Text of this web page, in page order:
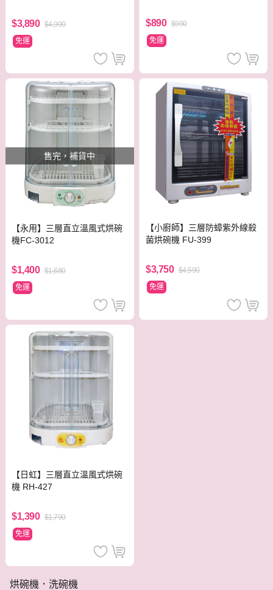
$3,890 $4,990
免運
$890 $990
免運
售完，補貨中
【永用】三層直立溫風式烘碗
機FC-3012
$1,400 $1,680
免運
【小廚師】三層防蟑紫外線殺
菌烘碗機 FU-399
$3,750 $4,590
免運
【日虹】三層直立溫風式烘碗
機 RH-427
$1,390 $1,790
免運
烘碗機．洗碗機